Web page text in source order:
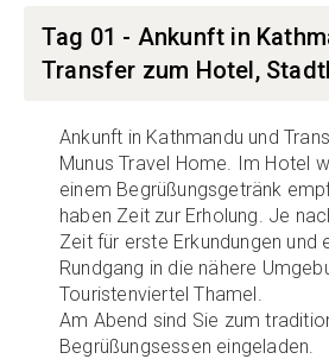
Tag 01 - Ankunft in
Transfer zum Hotel,
Ankunft in Kathmandu und
Munus Travel Home. Im Hotel
einem Begrüßungsgetränk
haben Zeit zur Erholung. Je
Zeit für erste Erkundungen und
Rundgang in die nähere
Touristenviertel Thamel.
Am Abend sind Sie zum
Begrüßungsessen eingeladen.